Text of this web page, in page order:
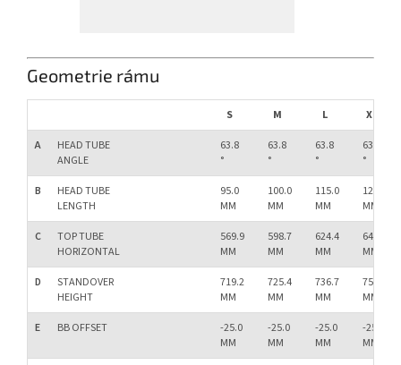
Geometrie rámu
S M L
XL
A
HEAD TUBE
ANGLE
63.8
°
63.8
°
63.8
°
63.8
°
B
HEAD TUBE
LENGTH
95.0
MM
100.0
MM
115.0
MM
125.0
MM
C
TOP TUBE
HORIZONTAL
569.9
MM
598.7
MM
624.4
MM
649.1
MM
D
STANDOVER
HEIGHT
719.2
MM
725.4
MM
736.7
MM
755.3
MM
E
BB OFFSET
-25.0
MM
-25.0
MM
-25.0
MM
-25.0
MM